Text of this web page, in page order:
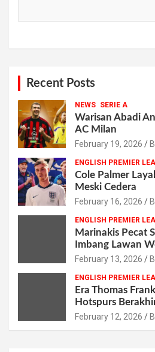
Recent Posts
NEWS SERIE A
Warisan Abadi
AC Milan
February 19, 2026
ENGLISH PREMIER
Cole Palmer
Meski Cedera
February 16, 2026
ENGLISH PREMIER
Marinakis Pecat
Imbang Lawan
February 13, 2026
ENGLISH PREMIER
Era Thomas
Hotspurs
February 12, 2026